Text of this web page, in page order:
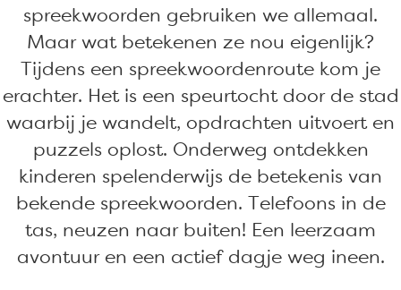
spreekwoorden gebruiken we allemaal.
Maar wat betekenen ze nou eigenlijk?
Tijdens een spreekwoordenroute kom je
erachter. Het is een speurtocht door de stad
waarbij je wandelt, opdrachten uitvoert en
puzzels oplost. Onderweg ontdekken
kinderen spelenderwijs de betekenis van
bekende spreekwoorden. Telefoons in de
tas, neuzen naar buiten! Een leerzaam
avontuur en een actief dagje weg ineen.